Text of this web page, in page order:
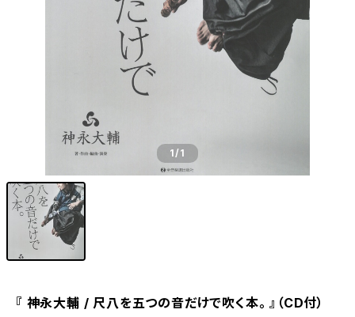
1/1
『 神永大輔 / 尺八を五つの音だけで吹く本。 』（CD付）